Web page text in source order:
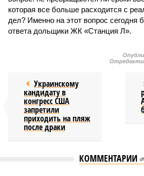
которая все больше расходится с
дел? Именно на этот вопрос сегодня
ответа дольщики ЖК «Станция Л».
Украинскому
кандидату в
конгресс США
запретили
приходить на пляж
после драки
КОММЕНТАРИИ